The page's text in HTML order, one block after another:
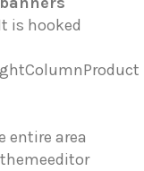
is hooked
entire area